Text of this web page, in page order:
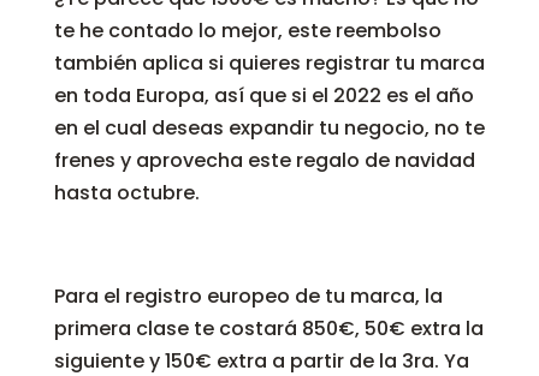
te he contado lo mejor, este reembolso
también aplica si quieres registrar tu marca
en toda Europa, así que si el 2022 es el año
en el cual deseas expandir tu negocio, no te
frenes y aprovecha este regalo de navidad
hasta octubre.
Para el registro europeo de tu marca, la
primera clase te costará 850€, 50€ extra la
siguiente y 150€ extra a partir de la 3ra. Ya